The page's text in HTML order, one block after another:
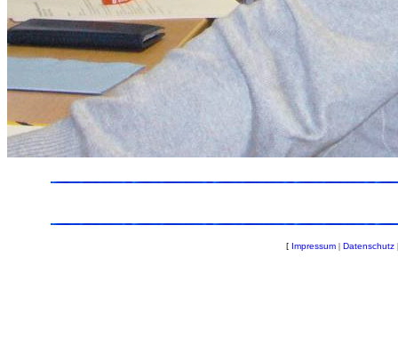
[ Impressum | Datenschutz